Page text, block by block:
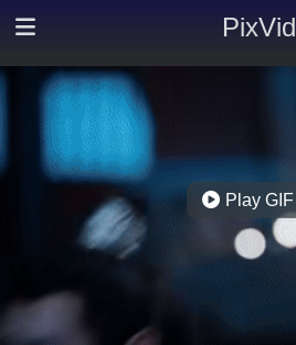
PixVid
Play GIF